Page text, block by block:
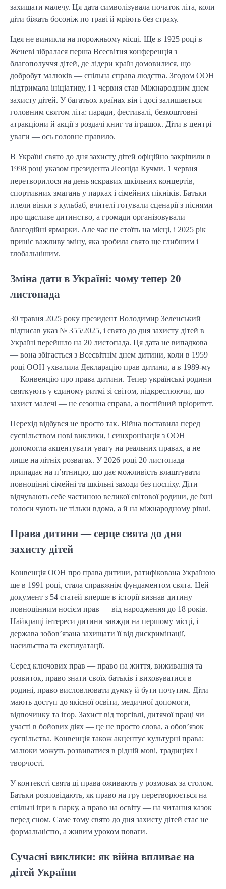
захищати малечу. Ця дата символізувала початок літа, коли
діти біжать босоніж по траві й мріють без страху.
Ідея не виникла на порожньому місці. Ще в 1925 році в
Женеві зібралася перша Всесвітня конференція з
благополуччя дітей, де лідери країн домовилися, що
добробут малюків — спільна справа людства. Згодом ООН
підтримала ініціативу, і 1 червня став Міжнародним днем
захисту дітей. У багатьох країнах він і досі залишається
головним святом літа: паради, фестивалі, безкоштовні
атракціони й акції з роздачі книг та іграшок. Діти в центрі
уваги — ось головне правило.
В Україні свято до дня захисту дітей офіційно закріпили в
1998 році указом президента Леоніда Кучми. 1 червня
перетворилося на день яскравих шкільних концертів,
спортивних змагань у парках і сімейних пікніків. Батьки
плели вінки з кульбаб, вчителі готували сценарії з піснями
про щасливе дитинство, а громади організовували
благодійні ярмарки. Але час не стоїть на місці, і 2025 рік
приніс важливу зміну, яка зробила свято ще глибшим і
глобальнішим.
Зміна дати в Україні: чому тепер 20
листопада
30 травня 2025 року президент Володимир Зеленський
підписав указ № 355/2025, і свято до дня захисту дітей в
Україні перейшло на 20 листопада. Ця дата не випадкова
— вона збігається з Всесвітнім днем дитини, коли в 1959
році ООН ухвалила Декларацію прав дитини, а в 1989-му
— Конвенцію про права дитини. Тепер українські родини
святкують у єдиному ритмі зі світом, підкреслюючи, що
захист малечі — не сезонна справа, а постійний пріоритет.
Перехід відбувся не просто так. Війна поставила перед
суспільством нові виклики, і синхронізація з ООН
допомогла акцентувати увагу на реальних правах, а не
лише на літніх розвагах. У 2026 році 20 листопада
припадає на п’ятницю, що дає можливість влаштувати
повноцінні сімейні та шкільні заходи без поспіху. Діти
відчувають себе частиною великої світової родини, де їхні
голоси чують не тільки вдома, а й на міжнародному рівні.
Права дитини — серце свята до дня
захисту дітей
Конвенція ООН про права дитини, ратифікована Україною
ще в 1991 році, стала справжнім фундаментом свята. Цей
документ з 54 статей вперше в історії визнав дитину
повноцінним носієм прав — від народження до 18 років.
Найкращі інтереси дитини завжди на першому місці, і
держава зобов’язана захищати її від дискримінації,
насильства та експлуатації.
Серед ключових прав — право на життя, виживання та
розвиток, право знати своїх батьків і виховуватися в
родині, право висловлювати думку й бути почутим. Діти
мають доступ до якісної освіти, медичної допомоги,
відпочинку та ігор. Захист від торгівлі, дитячої праці чи
участі в бойових діях — це не просто слова, а обов’язок
суспільства. Конвенція також акцентує культурні права:
малюки можуть розвиватися в рідній мові, традиціях і
творчості.
У контексті свята ці права оживають у розмовах за столом.
Батьки розповідають, як право на гру перетворюється на
спільні ігри в парку, а право на освіту — на читання казок
перед сном. Саме тому свято до дня захисту дітей стає не
формальністю, а живим уроком поваги.
Сучасні виклики: як війна впливає на
дітей України